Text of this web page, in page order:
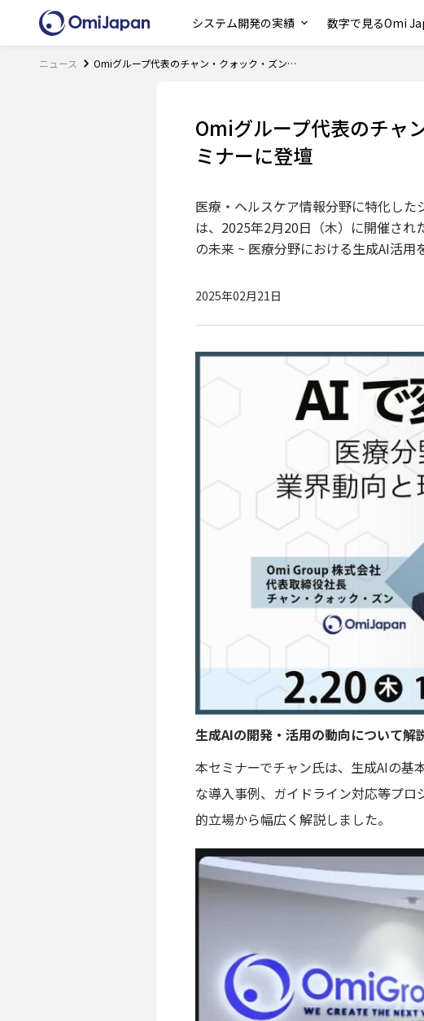
システム開発の実績 数字で見るOmi
ニュース Omiグループ代表のチャン・クォック・ズンが アクセラテクノロジのAI✕医療セミナーに登壇
Omiグループ代表のチャ
ミナーに登壇
医療・ヘルスケア情報分野に特化し
は、2025年2月20日（木）に開催され
の未来 ~ 医療分野における生成AI活用
2025年02月21日
生成AIの開発・活用の動向について解
本セミナーでチャン氏は、生成AIの基
な導入事例、ガイドライン対応等プ
的立場から幅広く解説しました。